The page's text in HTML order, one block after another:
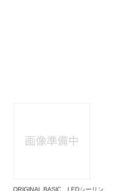
ORIGINAL BASIC LEDシーリン